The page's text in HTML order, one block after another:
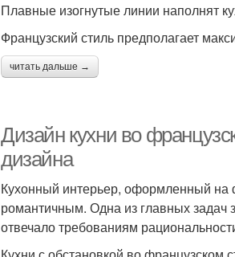
Плавные изогнутые линии наполнят
Французский стиль предполагает
читать дальше →
Дизайн кухни во
дизайна
Кухонный интерьер, оформленный
романтичным. Одна из главных задач
отвечало требованиям